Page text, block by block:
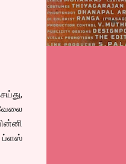
ப்ளஸ்